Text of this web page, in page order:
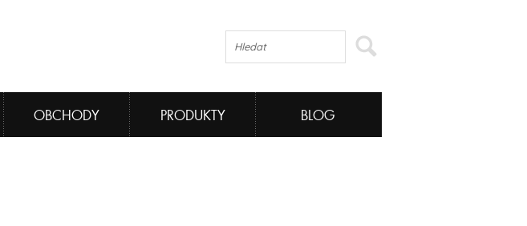
OBCHODY PRODUKTY BLOG